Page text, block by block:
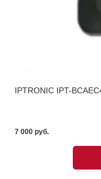
IPTRONIC IPT-
7 000 pуб.